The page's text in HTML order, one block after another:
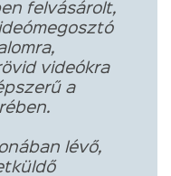
felvásárolt,
videókra
a
lévő,